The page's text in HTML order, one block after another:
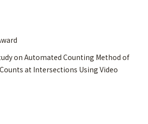
on Automated Counting Method of
at Intersections Using Video